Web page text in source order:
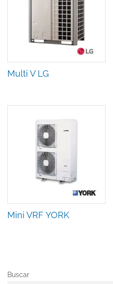
Multi V LG
Mini VRF YORK
Buscar